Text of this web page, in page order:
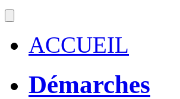
ACCUEIL
Démarches